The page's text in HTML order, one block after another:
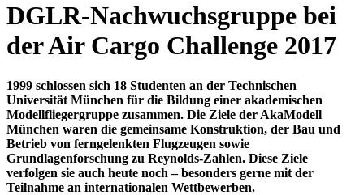
DGLR-Nachwuchsgruppe bei
der Air Cargo Challenge 2017
1999 schlossen sich 18 Studenten an der Technischen
Universität München für die Bildung einer akademischen
Modellfliegergruppe zusammen. Die Ziele der AkaModell
München waren die gemeinsame Konstruktion, der Bau und
Betrieb von ferngelenkten Flugzeugen sowie
Grundlagenforschung zu Reynolds-Zahlen. Diese Ziele
verfolgen sie auch heute noch – besonders gerne mit der
Teilnahme an internationalen Wettbewerben.